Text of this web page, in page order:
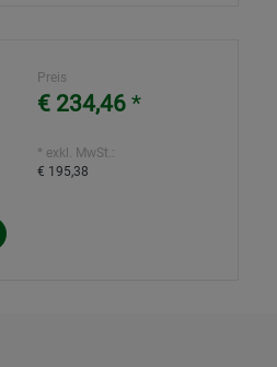
Preis
€ 234,46 *
* exkl. MwSt.:
€ 195,38